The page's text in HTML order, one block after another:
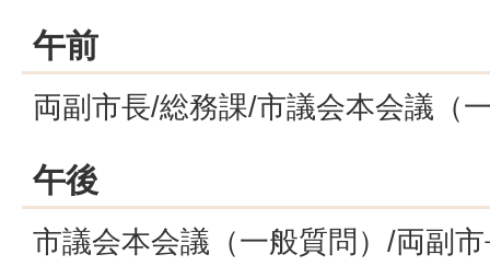
午前
両副市長/総務課/市議会本会議（
午後
市議会本会議（一般質問）/両副